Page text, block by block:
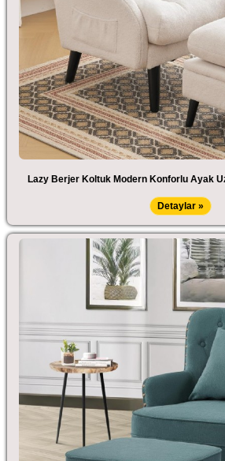
Lazy Berjer Koltuk Modern Konforlu Ayak
Detaylar »